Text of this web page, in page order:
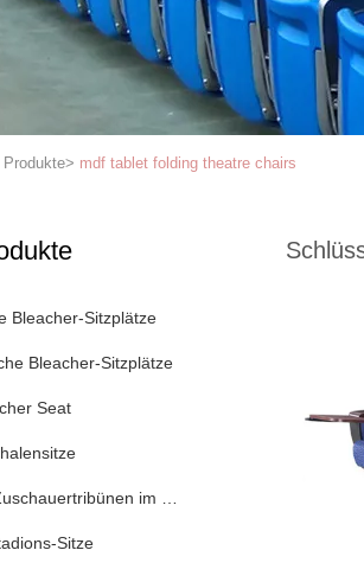
Produkte> mdf tablet folding theatre chairs
Bleacher-Sitzplätze
Bleacher-Sitzplätze
Seat
Sitze